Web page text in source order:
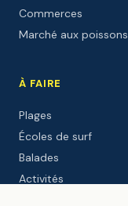
Commerces
Marché aux poissons
À FAIRE
Plages
Écoles de surf
Balades
Activités